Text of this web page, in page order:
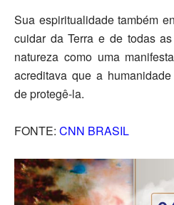
Sua espiritualidade também
cuidar da Terra e de todas
natureza como uma
acreditava que a
de protegê-la.
FONTE: CNN BRASIL